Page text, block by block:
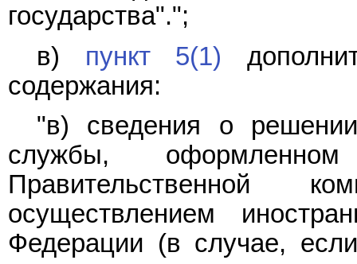
государства".";
в) пункт 5(1)
содержания:
"в) сведения о
службы,
Правительственной
осуществлением
Федерации (в случае,